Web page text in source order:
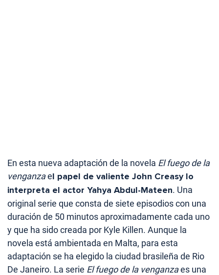
En esta nueva adaptación de la novela El fuego de la
venganzael papel de valiente John Creasy lo
interpreta el actor Yahya Abdul-Mateen. Una
original serie que consta de siete episodios con una
duración de 50 minutos aproximadamente cada uno
y que ha sido creada por Kyle Killen. Aunque la
novela está ambientada en Malta, para esta
adaptación se ha elegido la ciudad brasileña de Rio
De Janeiro. La serie El fuego de la venganzaes una